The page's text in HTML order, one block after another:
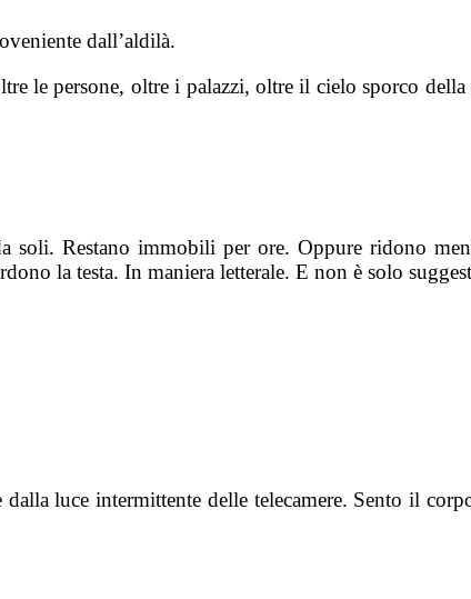
dall’aldilà.
le persone, oltre i palazzi, oltre il cielo sporco
soli. Restano immobili per ore. Oppure ridono
la testa. In maniera letterale. E non è solo
luce intermittente delle telecamere. Sento il